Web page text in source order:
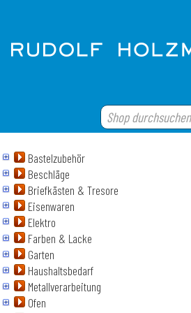
Bastelzubehör
Beschläge
Briefkästen & Tresore
Eisenwaren
Elektro
Farben & Lacke
Garten
Haushaltsbedarf
Metallverarbeitung
Ofen